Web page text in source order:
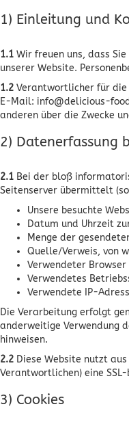
1) Einleitung und
1.1 Wir freuen uns, dass
unserer Website.
1.2 Verantwortlicher für die
E-Mail: info@delicious-
anderen über die Zwecke
2) Datenerfassung
2.1 Bei der bloß
Seitenserver übermittelt
Unsere besuchte
Datum und Uhrzeit
Menge der
Quelle/Verweis, von
Verwendeter Browser
Verwendetes
Verwendete IP-
Die Verarbeitung erfolgt
anderweitige Verwendung
hinweisen.
2.2 Diese Website nutzt
Verantwortlichen) eine
3) Cookies